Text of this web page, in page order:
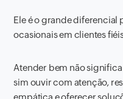
Ele é o grande
ocasionais em clientes
Atender bem não
sim ouvir com atenção,